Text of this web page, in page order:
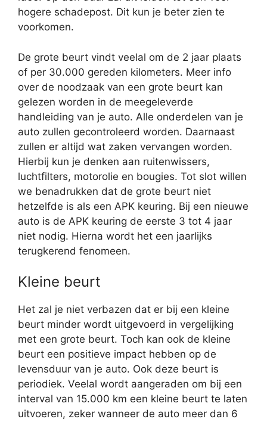
hogere schadepost. Dit kun je beter zien te
voorkomen.
De grote beurt vindt veelal om de 2 jaar plaats
of per 30.000 gereden kilometers. Meer info
over de noodzaak van een grote beurt kan
gelezen worden in de meegeleverde
handleiding van je auto. Alle onderdelen van je
auto zullen gecontroleerd worden. Daarnaast
zullen er altijd wat zaken vervangen worden.
Hierbij kun je denken aan ruitenwissers,
luchtfilters, motorolie en bougies. Tot slot willen
we benadrukken dat de grote beurt niet
hetzelfde is als een APK keuring. Bij een nieuwe
auto is de APK keuring de eerste 3 tot 4 jaar
niet nodig. Hierna wordt het een jaarlijks
terugkerend fenomeen.
Kleine beurt
Het zal je niet verbazen dat er bij een kleine
beurt minder wordt uitgevoerd in vergelijking
met een grote beurt. Toch kan ook de kleine
beurt een positieve impact hebben op de
levensduur van je auto. Ook deze beurt is
periodiek. Veelal wordt aangeraden om bij een
interval van 15.000 km een kleine beurt te laten
uitvoeren, zeker wanneer de auto meer dan 6